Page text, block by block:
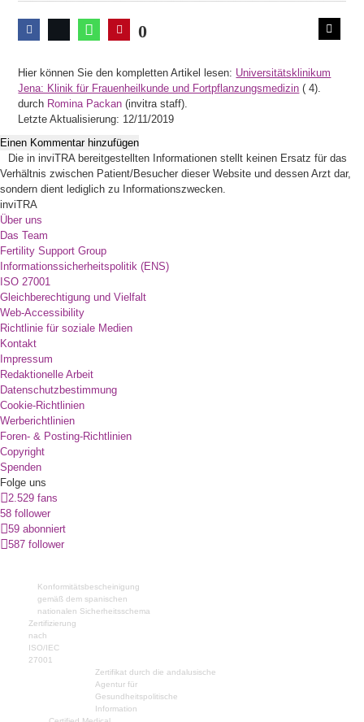
0
Hier können Sie den kompletten Artikel lesen: Universitätsklinikum
Jena: Klinik für Frauenheilkunde und Fortpflanzungsmedizin ( 4).
durch Romina Packan (invitra staff).
Letzte Aktualisierung: 12/11/2019
Einen Kommentar hinzufügen
Die in inviTRA bereitgestellten Informationen stellt keinen Ersatz für das
Verhältnis zwischen Patient/Besucher dieser Website und dessen Arzt dar,
sondern dient lediglich zu Informationszwecken.
inviTRA
Über uns
Das Team
Fertility Support Group
Informationssicherheitspolitik (ENS)
ISO 27001
Gleichberechtigung und Vielfalt
Web-Accessibility
Richtlinie für soziale Medien
Kontakt
Impressum
Redaktionelle Arbeit
Datenschutzbestimmung
Cookie-Richtlinien
Werberichtlinien
Foren- & Posting-Richtlinien
Copyright
Spenden
Folge uns
2.529 fans
58 follower
59 abonniert
587 follower
Konformitätsbescheinigung
gemäß dem spanischen
nationalen Sicherheitsschema
Zertifizierung
nach
ISO/IEC
27001
Zertifikat durch die andalusische
Agentur für
Gesundheitspolitische
Information